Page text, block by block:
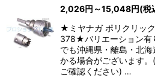
2,026円 ～15,048円(税
★ミヤナガ ポリクリッ
378★バリエーション有
でも沖縄県・離島・北
かる場合がございます
ご確認ください) …